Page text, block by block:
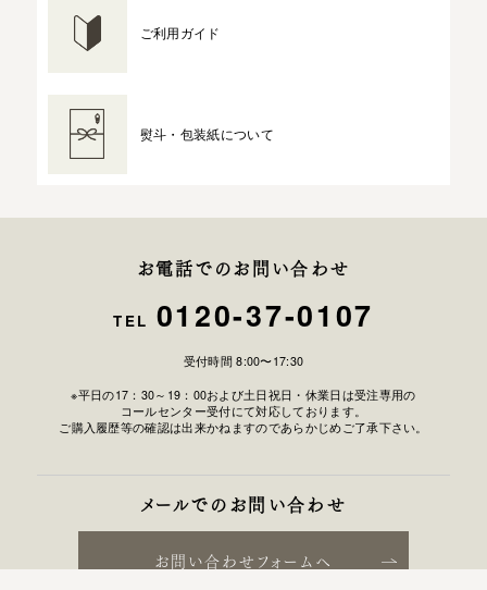
ご利用ガイド
熨斗・包装紙について
お電話でのお問い合わせ
TEL 0120-37-0107
受付時間 8:00〜17:30
※平日の17：30～19：00および土日祝日・休業日は受注専用の
コールセンター受付にて対応しております。
ご購入履歴等の確認は出来かねますのであらかじめご了承下さい。
メールでのお問い合わせ
お問い合わせフォームへ